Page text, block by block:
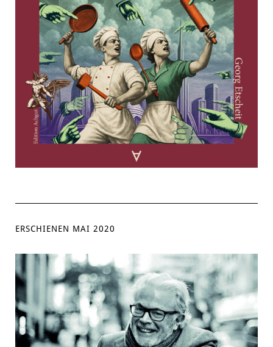
ERSCHIENEN MAI 2020